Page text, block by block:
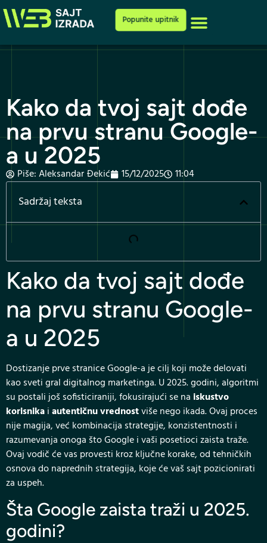
Popunite upitnik
Kako da tvoj sajt dođe
na prvu stranu Google-
a u 2025
Piše:Aleksandar Đekić 15/12/2025 11:04
Sadržaj teksta
Kako da tvoj sajt dođe
na prvu stranu Google-
a u 2025
Dostizanje prve stranice Google-a je cilj koji može delovati
kao sveti gral digitalnog marketinga. U 2025. godini, algoritmi
su postali još sofisticiraniji, fokusirajući se naiskustvo
korisnikaiautentičnu vrednostviše nego ikada. Ovaj proces
nije magija, već kombinacija strategije, konzistentnosti i
razumevanja onoga što Google i vaši posetioci zaista traže.
Ovaj vodič će vas provesti kroz ključne korake, od tehničkih
osnova do naprednih strategija, koje će vaš sajt pozicionirati
za uspeh.
Šta Google zaista traži u 2025.
godini?